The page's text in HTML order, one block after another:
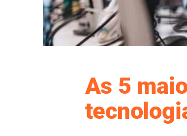
As 5